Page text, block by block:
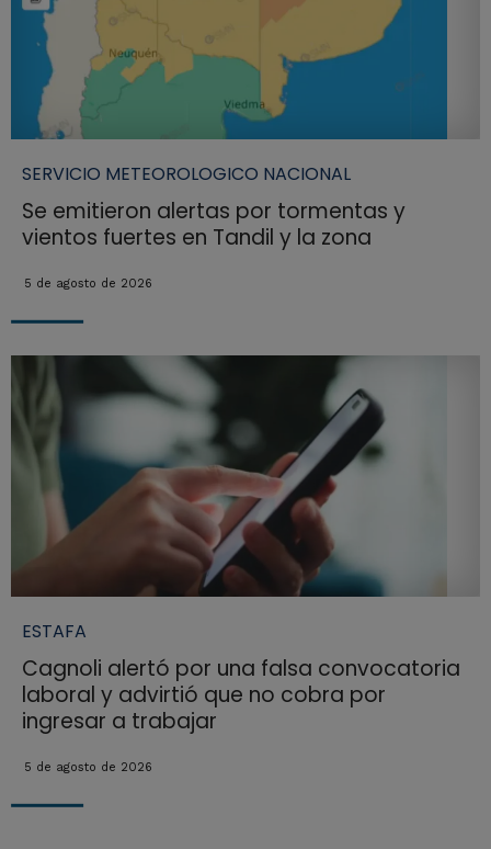
SERVICIO METEOROLOGICO NACIONAL
Se emitieron alertas por tormentas y
vientos fuertes en Tandil y la zona
5 de agosto de 2026
ESTAFA
Cagnoli alertó por una falsa convocatoria
laboral y advirtió que no cobra por
ingresar a trabajar
5 de agosto de 2026